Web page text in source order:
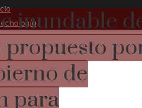
inundable
propuesto
de
para